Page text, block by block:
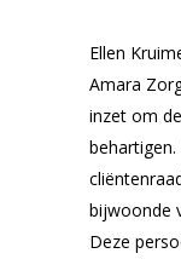
Ellen
Amara
inzet om
bijwoonde
Deze